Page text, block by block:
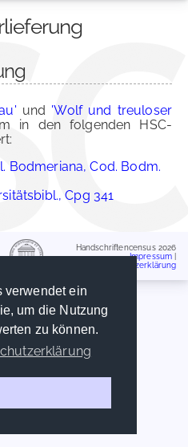
verwendet ein
um die Nutzung
zu können.
und 'Wolf und treuloser
in den folgenden HSC-
Bodmeriana, Cod. Bodm.
Cpg 341
Handschriftencensus 2026
Impressum
Datenschutzerklärung